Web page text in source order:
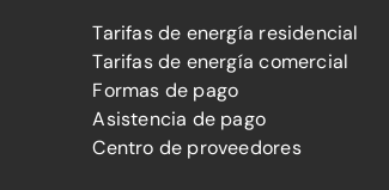
Tarifas de energía residencial
Tarifas de energía comercial
Formas de pago
Asistencia de pago
Centro de proveedores